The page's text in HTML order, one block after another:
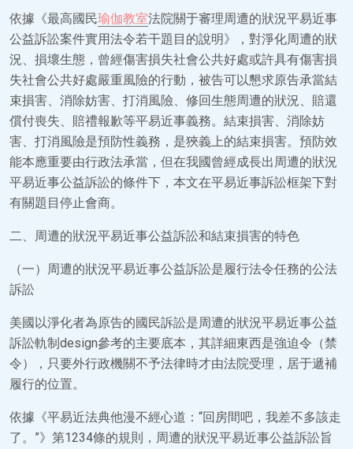
依據《最高國民瑜伽教室法院關于審理周遭的狀況平易近事
公益訴訟案件實用法令若干題目的說明》，對淨化周遭的狀
況、損壞生態，曾經傷害損失社會公共好處或許具有傷害損
失社會公共好處嚴重風險的行動，被告可以懇求原告承當結
束損害、消除妨害、打消風險、修回生態周遭的狀況、賠還
償付喪失、賠禮報歉等平易近事義務。結束損害、消除妨
害、打消風險是預防性義務，是狹義上的結束損害。預防效
能本應重要由行政法承當，但在我國曾經成長出周遭的狀況
平易近事公益訴訟的條件下，本文在平易近事訴訟框架下對
有關題目停止會商。
二、周遭的狀況平易近事公益訴訟和結束損害的特色
（一）周遭的狀況平易近事公益訴訟是履行法令任務的公法
訴訟
美國以淨化者為原告的國民訴訟是周遭的狀況平易近事公益
訴訟軌制design參考的主要底本，其詳細東西是強迫令（禁
令），只要外行政機關不予法律時才由法院受理，居于遞補
履行的位置。
依據《平易近法典他漫不經心道：“回房間吧，我差不多該走
了。”》第1234條的規則，周遭的狀況平易近事公益訴訟旨